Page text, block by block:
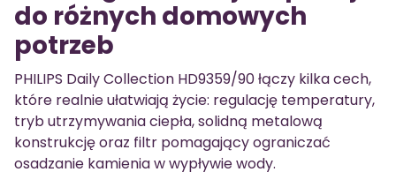
do różnych domowych
potrzeb
PHILIPS Daily Collection HD9359/90 łączy kilka cech,
które realnie ułatwiają życie: regulację temperatury,
tryb utrzymywania ciepła, solidną metalową
konstrukcję oraz filtr pomagający ograniczać
osadzanie kamienia w wypływie wody.